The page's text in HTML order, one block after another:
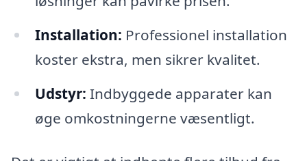
Installation: Professionel installation
koster ekstra, men sikrer kvalitet.
Udstyr: Indbyggede apparater kan
øge omkostningerne væsentligt.